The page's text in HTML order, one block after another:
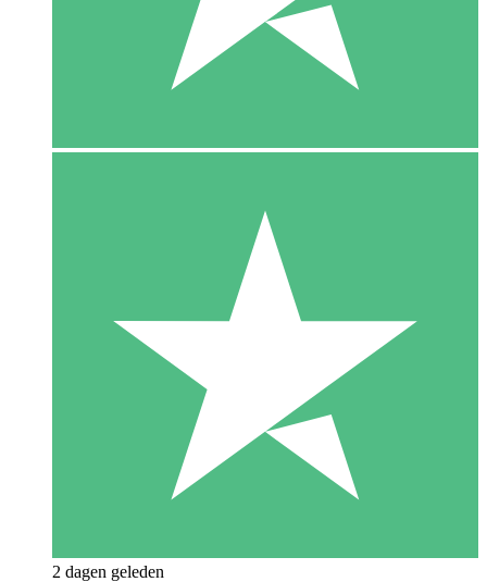
2 dagen geleden